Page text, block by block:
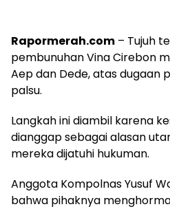
Rapormerah.com – Tujuh
pembunuhan Vina Cirebon
Aep dan Dede, atas dugaan
palsu.
Langkah ini diambil karena
dianggap sebagai alasan
mereka dijatuhi hukuman.
Anggota Kompolnas Yusuf
bahwa pihaknya